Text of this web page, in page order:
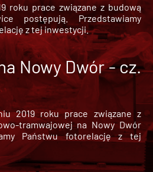
roku prace związane z budową
postępują. Przedstawiamy
z tej inwestycji.
Nowy Dwór - cz.
2019 roku prace związane z
tramwajowej na Nowy Dwór
Państwu fotorelację z tej